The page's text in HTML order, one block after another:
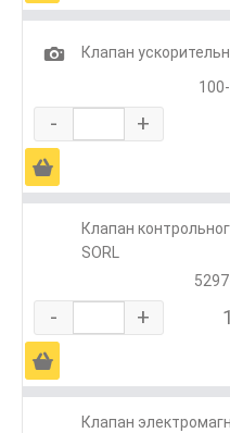
1
Клапан
- +
Ä
Клапан
SORL
- +
Ä
Клапан